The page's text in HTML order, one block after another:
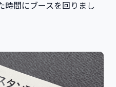
時間にブースを回りまし